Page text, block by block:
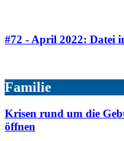
#72 - April 2022: Datei
Familie
Krisen rund um die
öffnen